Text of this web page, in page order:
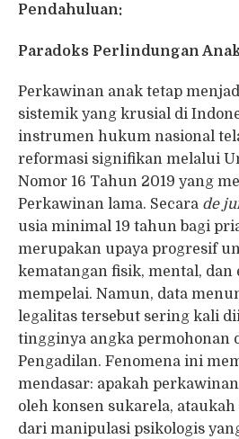
Pendahuluan:
Paradoks Perlindungan
Perkawinan anak tetap
sistemik yang krusial di
instrumen hukum nasional
reformasi signifikan melalui
Nomor 16 Tahun 2019 yang
Perkawinan lama. Secara de
usia minimal 19 tahun bagi
merupakan upaya progresif
kematangan fisik, mental, dan
mempelai. Namun, data
legalitas tersebut sering kali
tingginya angka permohonan
Pengadilan. Fenomena ini
mendasar: apakah
oleh konsen sukarela,
dari manipulasi psikologis